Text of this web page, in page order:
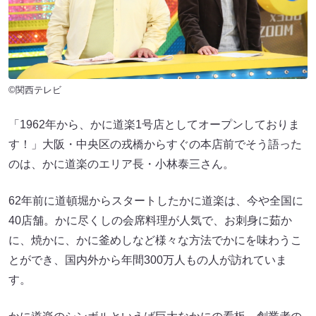
©関西テレビ
「1962年から、かに道楽1号店としてオープンしておりま
す！」大阪・中央区の戎橋からすぐの本店前でそう語った
のは、かに道楽のエリア長・小林泰三さん。
62年前に道頓堀からスタートしたかに道楽は、今や全国に
40店舗。かに尽くしの会席料理が人気で、お刺身に茹か
に、焼かに、かに釜めしなど様々な方法でかにを味わうこ
とができ、国内外から年間300万人もの人が訪れていま
す。